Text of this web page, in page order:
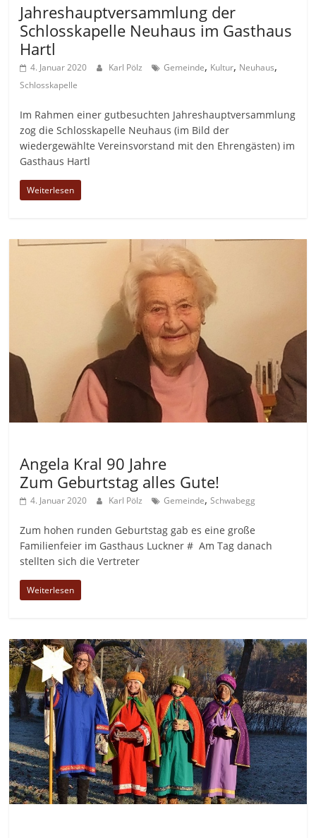
Jahreshauptversammlung der
Schlosskapelle Neuhaus im Gasthaus
Hartl
4. Januar 2020 Karl Pölz Gemeinde, Kultur, Neuhaus,
Schlosskapelle
Im Rahmen einer gutbesuchten Jahreshauptversammlung
zog die Schlosskapelle Neuhaus (im Bild der
wiedergewählte Vereinsvorstand mit den Ehrengästen) im
Gasthaus Hartl
Weiterlesen
Angela Kral 90 Jahre
Zum Geburtstag alles Gute!
4. Januar 2020 Karl Pölz Gemeinde,Schwabegg
Zum hohen runden Geburtstag gab es eine große
Familienfeier im Gasthaus Luckner # Am Tag danach
stellten sich die Vertreter
Weiterlesen